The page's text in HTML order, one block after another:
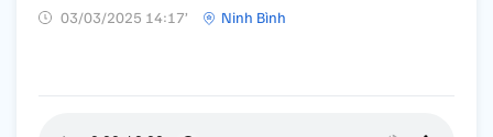
03/03/2025 14:17’ Ninh Bình